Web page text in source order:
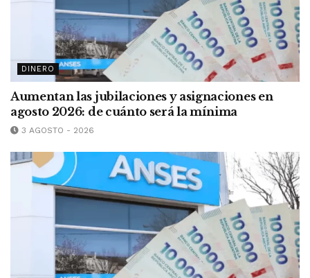
DINERO
Aumentan las jubilaciones y asignaciones en
agosto 2026: de cuánto será la mínima
3 AGOSTO - 2026